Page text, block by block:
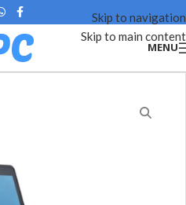
Skip to navigation
Skip to main content
MENU